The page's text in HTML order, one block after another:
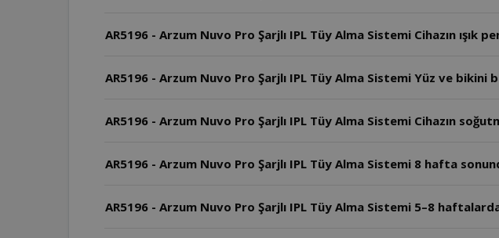
AR5196 - Arzum Nuvo Pro Şarjlı IPL Tüy Alma Sistemi Cihazın ışık
AR5196 - Arzum Nuvo Pro Şarjlı IPL Tüy Alma Sistemi Yüz ve bikini
AR5196 - Arzum Nuvo Pro Şarjlı IPL Tüy Alma Sistemi Cihazın
AR5196 - Arzum Nuvo Pro Şarjlı IPL Tüy Alma Sistemi 8 hafta
AR5196 - Arzum Nuvo Pro Şarjlı IPL Tüy Alma Sistemi 5–8